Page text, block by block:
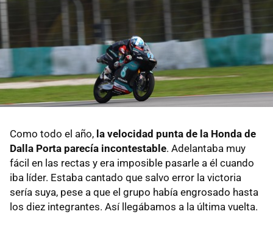
Como todo el año, la velocidad punta de la Honda de
Dalla Porta parecía incontestable. Adelantaba muy
fácil en las rectas y era imposible pasarle a él cuando
iba líder. Estaba cantado que salvo error la victoria
sería suya, pese a que el grupo había engrosado hasta
los diez integrantes. Así llegábamos a la última vuelta.